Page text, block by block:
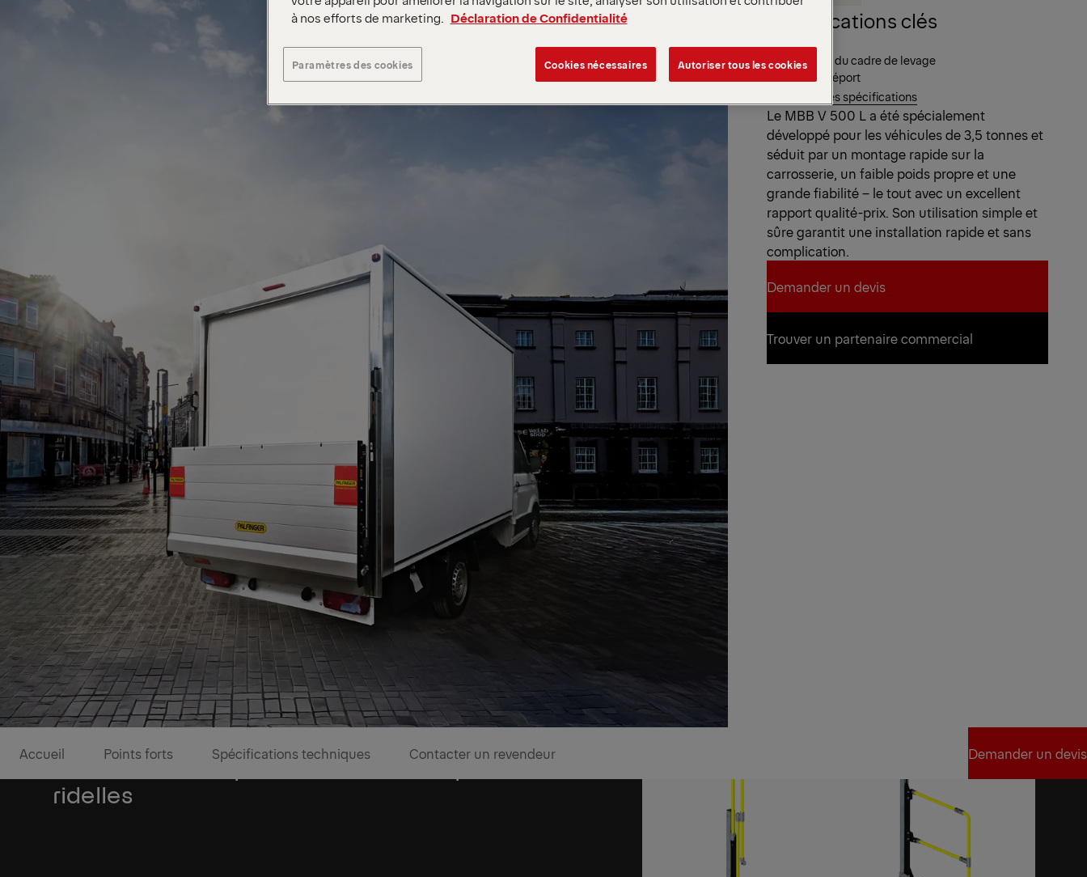
Spécifications clés
Capacité
Hydraulique du cadre de levage
Mesure du déport
Voir toutes les spécifications
Le MBB V 500 L a été spécialement
développé pour les véhicules de 3,5 tonnes et
séduit par un montage rapide sur la
carrosserie, un faible poids propre et une
grande fiabilité – le tout avec un excellent
rapport qualité-prix. Son utilisation simple et
sûre garantit une installation rapide et sans
complication.
Demander un devis
Demander un devis
Trouver un partenaire commercial
Accueil Points forts Spécifications techniques Contacter un revendeur Demander un devis
Solution flexible pour les véhicules à plateau
ridelles
à nos efforts de marketing.
Déclaration de Confidentialité
Paramètres des cookies Cookies nécessaires Autoriser tous les cookies